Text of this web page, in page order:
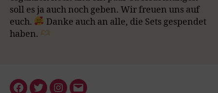
soll es ja auch noch geben. Wir freuen uns auf
euch.
Danke auch an alle, die Sets gespendet
haben.